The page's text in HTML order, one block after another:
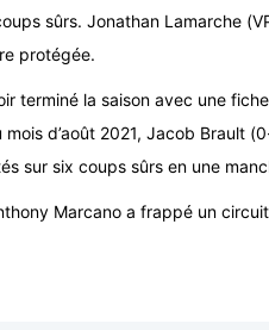
sûrs. Jonathan Lamarche
protégée.
terminé la saison avec une
d’août 2021, Jacob Brault
sur six coups sûrs en une
Marcano a frappé un